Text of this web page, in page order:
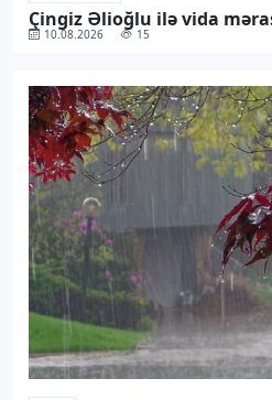
Çingiz Əlioğlu ilə vida
10.08.2026 15